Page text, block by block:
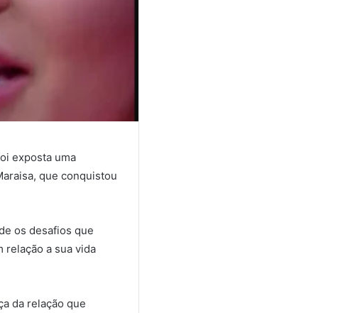
exposta uma
que conquistou
os desafios que
relação a sua vida
da relação que